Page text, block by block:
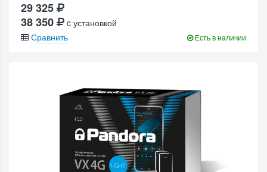
29 325
38 350
c установкой
Сравнить
Есть в наличии